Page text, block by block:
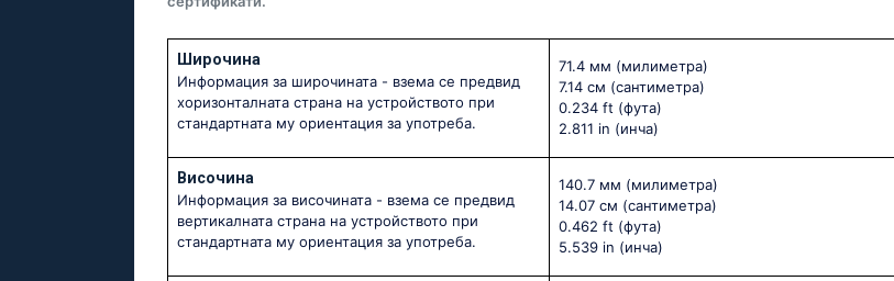
Широчина
Информация за широчината - взема се предвид
хоризонталната страна на устройството при
стандартната му ориентация за употреба.
71.4 мм (милиметра)
7.14 см (сантиметра)
0.234 ft (фута)
2.811 in (инча)
Височина
Информация за височината - взема се предвид
вертикалната страна на устройството при
стандартната му ориентация за употреба.
140.7 мм (милиметра)
14.07 см (сантиметра)
0.462 ft (фута)
5.539 in (инча)